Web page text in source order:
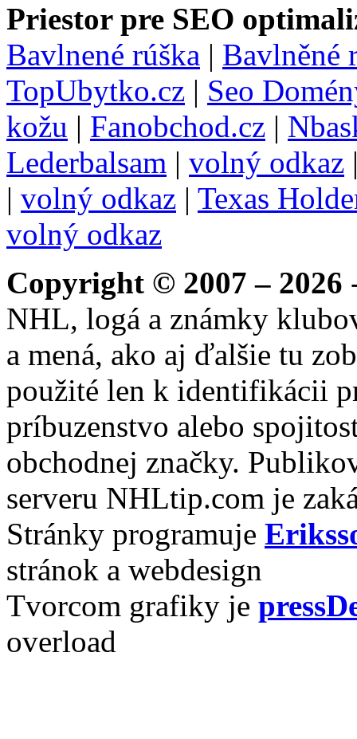
Priestor pre SEO
Bavlnené rúška | Bavlněné
TopUbytko.cz | Seo
kožu | Fanobchod.cz |
Lederbalsam | volný odkaz
| volný odkaz | Texas
volný odkaz
Copyright © 2007 – 2026
NHL, logá a známky
a mená, ako aj ďalšie tu
použité len k identifikácii
príbuzenstvo alebo
obchodnej značky.
serveru NHLtip.com je
Stránky programuje
stránok a webdesign
Tvorcom grafiky je
overload